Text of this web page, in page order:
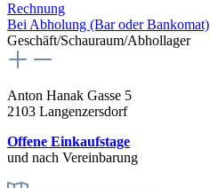
Rechnung
Bei Abholung (Bar oder Bankomat)
Geschäft/Schauraum/Abhollager
Anton Hanak Gasse 5
2103 Langenzersdorf
Offene Einkaufstage
und nach Vereinbarung